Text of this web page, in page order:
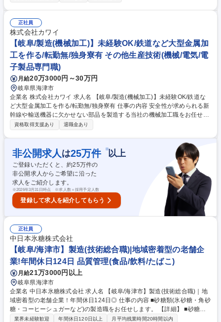
命に関わる部品が多い為、質の高い品質が求められます。 ■取引先の依頼
に合わせて柔軟に対応し、幅広い業務に関わることができます。 【教育】
経験豊富なベテラン社員が丁寧に指導いたしますので、わからないことを
わからないままにせず、すぐに聞いていただける環境です。 募集職種
【岐阜/機械加工】転勤無・夜勤無/腰を据えて働きたい方/再雇用制度あり
正社員
株式会社カワイ
【岐阜/製造(機械加工)】未経験OK/鉄道など大型金属加
工を作る/転勤無/独身寮有 その他生産技術(機械/電気/電
子製品専門職)
月給20万3000円～30万円
岐阜県海津市
企業名 株式会社カワイ 求人名 【岐阜/製造(機械加工)】未経験OK/鉄道な
ど大型金属加工を作る/転勤無/独身寮有 仕事の内容 安全性が求められる新
幹線や輸送機器に欠かせない部品を製造する当社の機械加工職をお任せし
ます。旋盤・フライス盤・マシニングセンター等の工作機械を使って、金
作成/機械を使って部品加工/出来上がった製品の検査/仕上げ(バリ取り・塗
装の修正・汚れの拭き上げ) ■キャリアパス:製造部門について金属加工や
溶接、製缶、生産管理、購買調達など幅広い社員が活躍しており、多様な
キャリアパスがあります。 ■働きやすさ:基本土日休み。日勤のため働きや
すさ◎冷暖房や空調服支給・常時給水など、各職種の特色に応じ、働きや
すい環境づくりにも取り組んでいます。 募集職種 【岐阜/製造(機械加
工)】未経験OK/鉄道など大型金属加工を作る/転勤無/独身寮有
資格取得支援あり 退職金あり
非公開求人 は25万件 ※以上
ご登録いただくと、約25万件の
非公開求人からご希望に沿った
求人をご紹介します。
※2026年3月31日時点 ※求人数＝採用予定人数
登録して求人を紹介してもらう
正社員
中日本氷糖株式会社
【岐阜/海津市】製造(技術総合職)|地域密着型の老舗企
業!年間休日124日 品質管理(食品/飲料/たばこ)
月給21万3000円以上
岐阜県海津市
企業名 中日本氷糖株式会社 求人名 【岐阜/海津市】製造(技術総合職)｜地
域密着型の老舗企業！年間休日124日◎ 仕事の内容 ■砂糖類(氷砂糖・角砂
糖・コーヒーシュガーなど)の製造職をお任せします。 【詳細】 ■砂糖の
溶解・ろ過作業■製造機器の操作■検査/包装/出荷業務など ・１つの担当機
業界未経験歓迎 年間休日120日以上 月平均残業時間20時間以内